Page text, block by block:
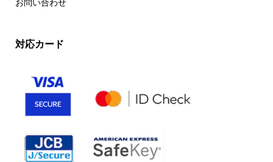
お問い合わせ
対応カード